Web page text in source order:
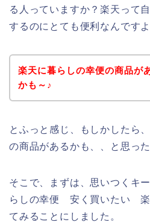
る人っていますか？楽天って
するのにとても便利なんです
楽天に暮らしの幸便の商品が
かも～♪
とふっと感じ、もしかしたら
の商品があるかも、、と思っ
そこで、まずは、思いつくキ
らしの幸便 安く買いたい 楽
てみることにしました。